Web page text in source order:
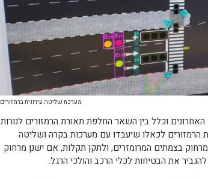
מערכת שליטה עירונית ברמזורים
וכלל בין השאר החלפת תאורת הרמזורים לנורות
הרמזורים לכאלו שיעבדו עם מערכות בקרה ושליטה
בצמתים המרומזרים, ולתקן תקלות, אם ישנן מרחוק
את הבטיחות לכלי הרכב והולכי הרגל.